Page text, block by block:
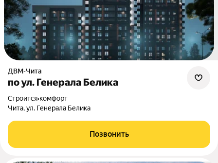
ДВМ-Чита
по ул. Генерала Белика
Строится•комфорт
Чита, ул. Генерала Белика
Позвонить